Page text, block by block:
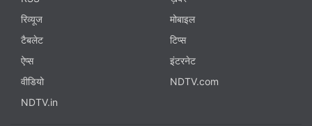
रिव्यूज
मोबाइल
टैबलेट
टिप्स
ऐप्स
इंटरनेट
वीडियो
NDTV.com
NDTV.in